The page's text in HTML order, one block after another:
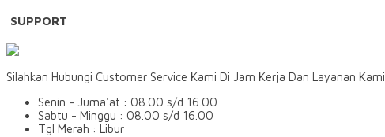
SUPPORT
Silahkan Hubungi Customer Service Kami Di Jam Kerja Dan Layanan Kami
Senin - Juma'at : 08.00 s/d 16.00
Sabtu - Minggu : 08.00 s/d 16.00
Tgl Merah : Libur